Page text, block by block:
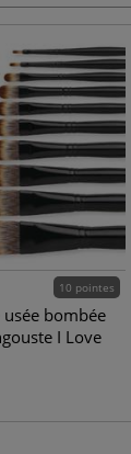
10 pointes
bombée
I Love